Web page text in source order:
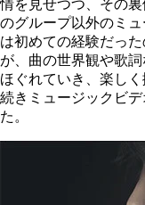
情を見せつつ、その
のグループ以外のミ
は初めての経験だっ
が、曲の世界観や歌
ほぐれていき、楽し
続きミュージックビ
た。